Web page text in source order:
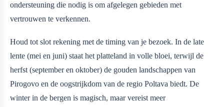
ondersteuning die nodig is om afgelegen gebieden met
vertrouwen te verkennen.
Houd tot slot rekening met de timing van je bezoek. In de late
lente (mei en juni) staat het platteland in volle bloei, terwijl de
herfst (september en oktober) de gouden landschappen van
Pirogovo en de oogstrijkdom van de regio Poltava biedt. De
winter in de bergen is magisch, maar vereist meer